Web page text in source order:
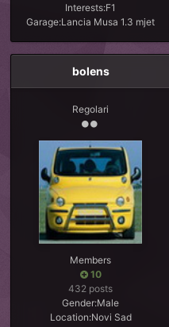
Interests:F1
Garage:Lancia Musa 1.3 mjet
bolens
Regolari
Members
10
432 posts
Gender:Male
Location:Novi Sad